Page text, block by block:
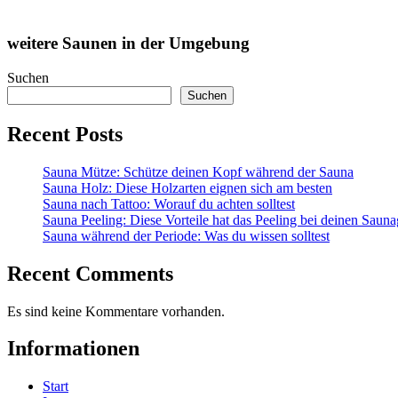
weitere Saunen in der Umgebung
Suchen
Suchen
Recent Posts
Sauna Mütze: Schütze deinen Kopf während der Sauna
Sauna Holz: Diese Holzarten eignen sich am besten
Sauna nach Tattoo: Worauf du achten solltest
Sauna Peeling: Diese Vorteile hat das Peeling bei deinen
Sauna während der Periode: Was du wissen solltest
Recent Comments
Es sind keine Kommentare vorhanden.
Informationen
Start